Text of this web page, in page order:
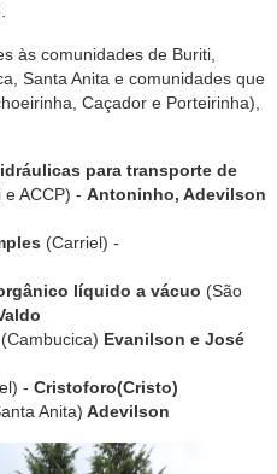
às comunidades de Buriti,
Santa Anita e comunidades que
Caçador e Porteirinha),
para transporte de
e ACCP) - Antoninho, Adevilson
(Carriel) -
líquido a vácuo (São
(Cambucica) Evanilson e José
- Cristoforo(Cristo)
Anita) Adevilson